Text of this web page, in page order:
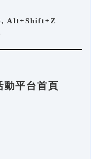
Alt+Shift+Z
動平台首頁